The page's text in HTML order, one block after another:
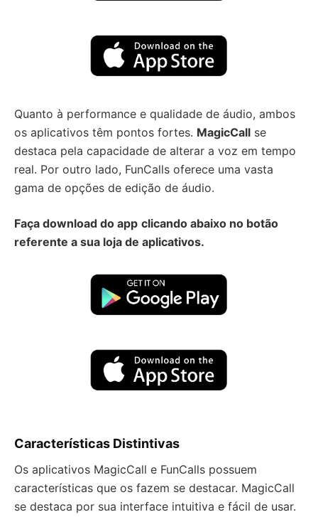
Quanto à performance e qualidade de áudio, ambos
os aplicativos têm pontos fortes. MagicCall se
destaca pela capacidade de alterar a voz em tempo
real. Por outro lado, FunCalls oferece uma vasta
gama de opções de edição de áudio.
Faça download do app clicando abaixo no botão
referente a sua loja de aplicativos.
Características Distintivas
Os aplicativos MagicCall e FunCalls possuem
características que os fazem se destacar. MagicCall
se destaca por sua interface intuitiva e fácil de usar.